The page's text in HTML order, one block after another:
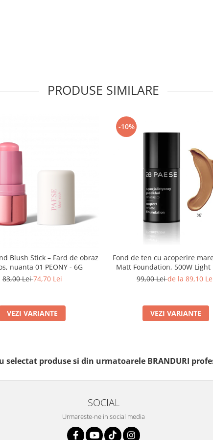
PRODUSE SIMILARE
Blush Stick – Fard de obraz
nuanta 01 PEONY - 6G
83,00 Lei74,70 Lei
VEZI VARIANTE
-10%
Fond de ten cu acoperire
Matt Foundation, 500W Light
30ml
99,00 Leide la 89,10
VEZI VARIANTE
selectat produse si din urmatoarele BRANDURI
SOCIAL
Urmareste-ne in social media